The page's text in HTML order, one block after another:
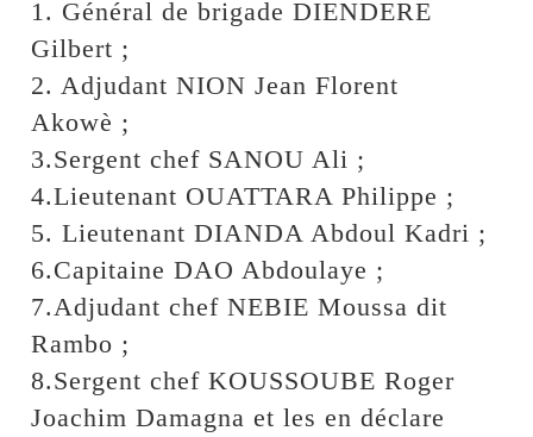
1. Général de brigade DIENDERE
Gilbert ;
2. Adjudant NION Jean Florent
Akowè ;
3.Sergent chef SANOU Ali ;
4.Lieutenant OUATTARA Philippe ;
5. Lieutenant DIANDA Abdoul Kadri ;
6.Capitaine DAO Abdoulaye ;
7.Adjudant chef NEBIE Moussa dit
Rambo ;
8.Sergent chef KOUSSOUBE Roger
Joachim Damagna et les en déclare